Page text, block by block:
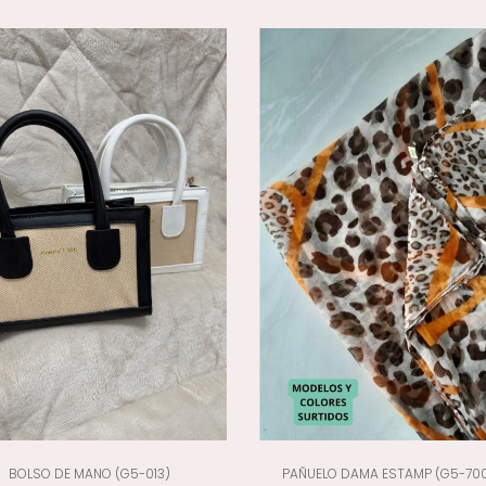
BOLSO DE MANO (G5-013) PAÑUELO DAMA ESTAMP (G5-